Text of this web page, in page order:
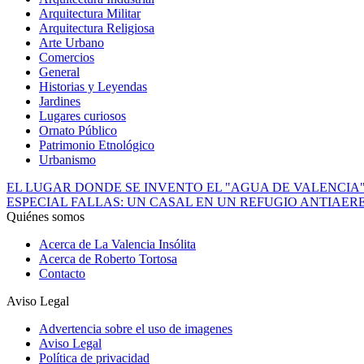
Arquitectura Militar
Arquitectura Religiosa
Arte Urbano
Comercios
General
Historias y Leyendas
Jardines
Lugares curiosos
Ornato Público
Patrimonio Etnológico
Urbanismo
EL LUGAR DONDE SE INVENTO EL "AGUA DE
ESPECIAL FALLAS: UN CASAL EN UN REFUGIO
Quiénes somos
Acerca de La Valencia Insólita
Acerca de Roberto Tortosa
Contacto
Aviso Legal
Advertencia sobre el uso de imagenes
Aviso Legal
Política de privacidad